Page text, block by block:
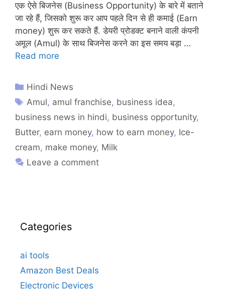
एक ऐसे बिजनेस (Business Opportunity) के बारे में बताने
जा रहे हैं, जिसको शुरू कर आप पहले दिन से ही कमाई (Earn
money) शुरू कर सकते हैं. डेयरी प्रोडक्ट बनाने वाली कंपनी
अमूल (Amul) के साथ बिजनेस करने का इस समय बड़ा …
Read more
Hindi News
Amul, amul franchise, business idea,
business news in hindi, business opportunity,
Butter, earn money, how to earn money, Ice-
cream, make money, Milk
Leave a comment
Categories
ai tools
Amazon Best Deals
Electronic Devices